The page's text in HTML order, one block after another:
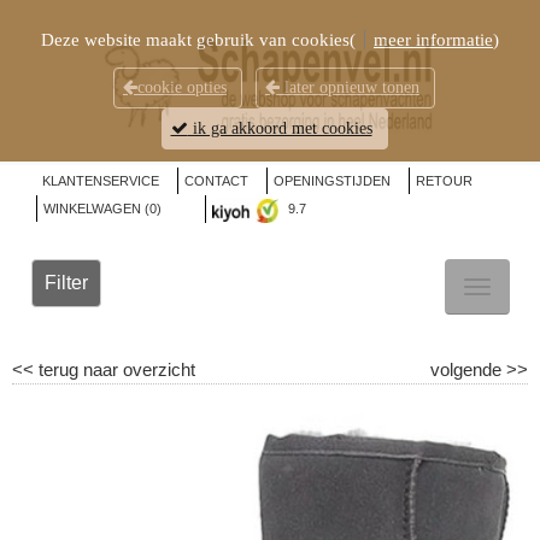
KLANTENSERVICE CONTACT OPENINGSTIJDEN
RETOUR
WINKELWAGEN (0) 9.7
Filter
<< terug naar overzicht volgende >>
Deze website maakt gebruik van cookies( meer informatie)
cookie opties later opnieuw tonen
ik ga akkoord met cookies